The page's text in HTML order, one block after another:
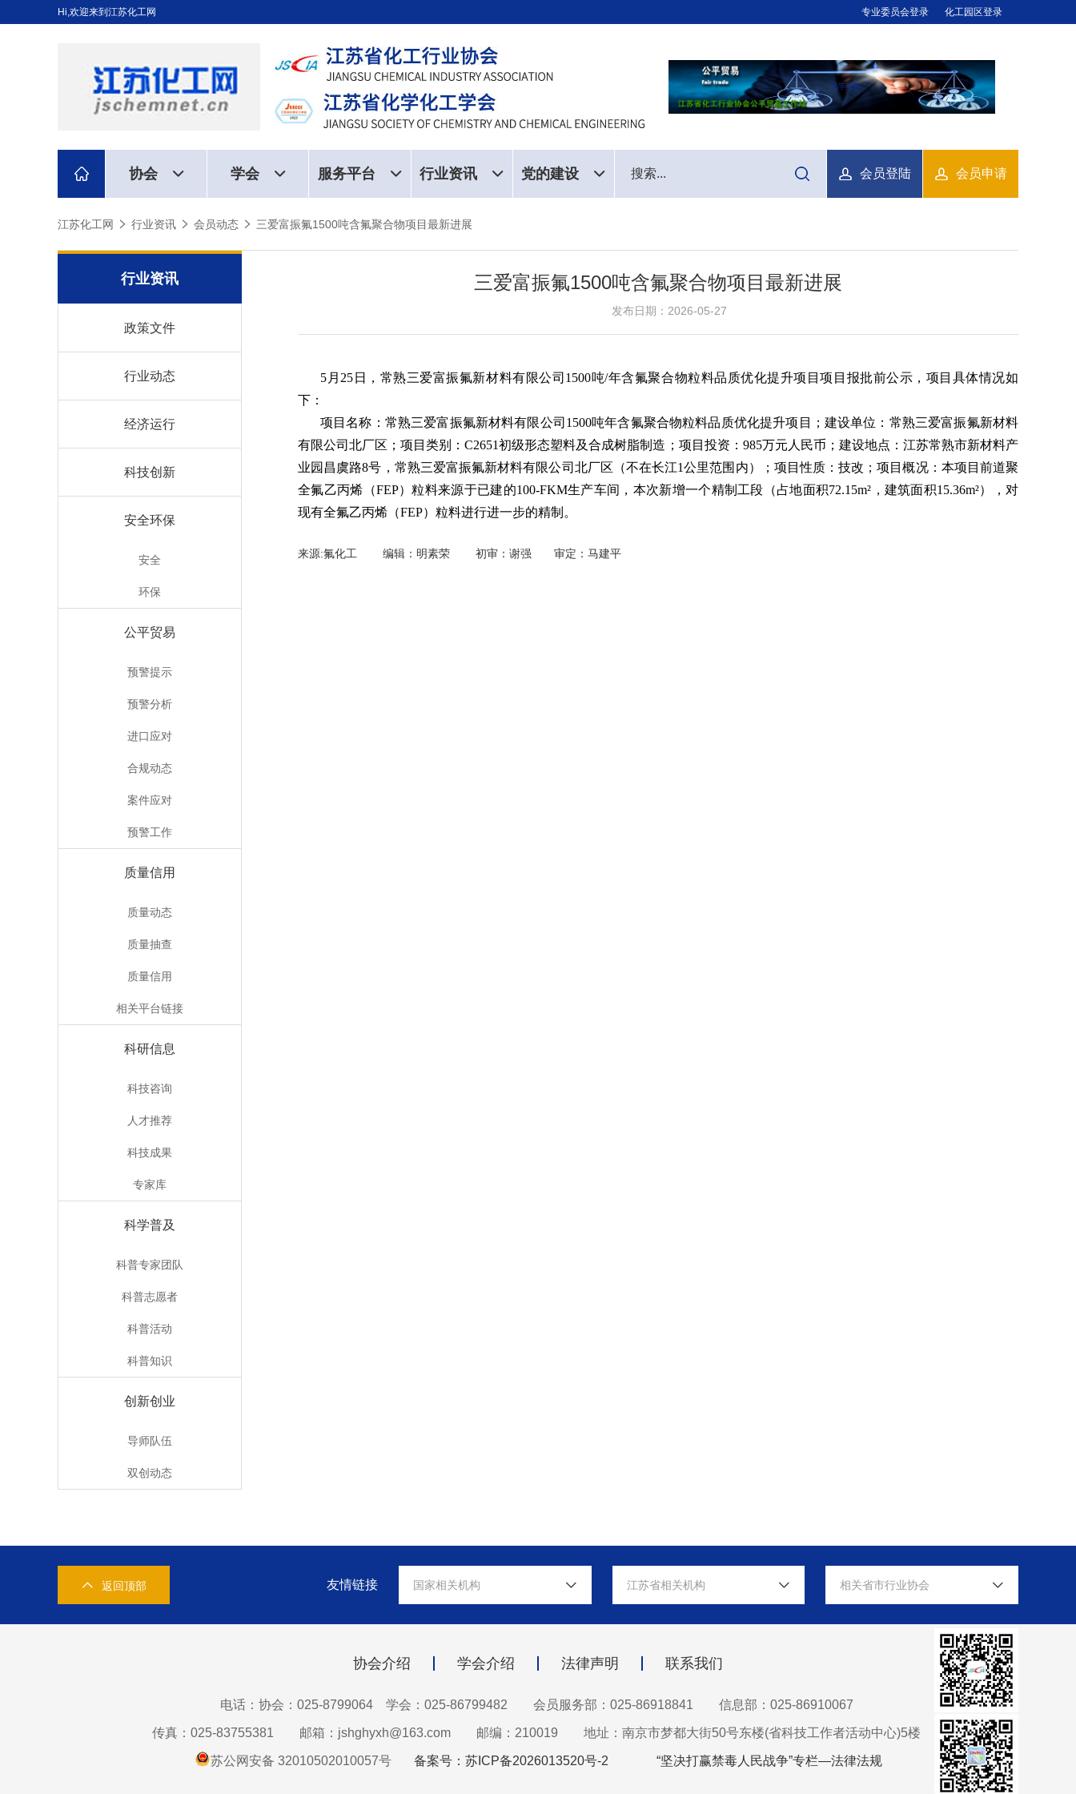
Hi,欢迎来到江苏化工网 化工园区登录
专业委员会登录
协会 学会 服务平台 行业资讯 党的建设 会员登陆 会员申请
江苏化工网 行业资讯 会员动态 三爱富振氟1500吨含氟聚合物项目最新进展
行业资讯
政策文件
行业动态
经济运行
科技创新
安全环保
安全
环保
公平贸易
预警提示
预警分析
进口应对
合规动态
案件应对
预警工作
质量信用
质量动态
质量抽查
质量信用
相关平台链接
科研信息
科技咨询
人才推荐
科技成果
专家库
科学普及
科普专家团队
科普志愿者
科普活动
科普知识
创新创业
导师队伍
双创动态
三爱富振氟1500吨含氟聚合物项目最新进展
发布日期：2026-05-27
5月25日，常熟三爱富振氟新材料有限公司1500吨/年含氟聚合物粒料品质优化提升项目项目报批前公示，项目具体情况如
下：
项目名称：常熟三爱富振氟新材料有限公司1500吨年含氟聚合物粒料品质优化提升项目；建设单位：常熟三爱富振氟新材料
有限公司北厂区；项目类别：C2651初级形态塑料及合成树脂制造；项目投资：985万元人民币；建设地点：江苏常熟市新材料产
业园昌虞路8号，常熟三爱富振氟新材料有限公司北厂区（不在长江1公里范围内）；项目性质：技改；项目概况：本项目前道聚
全氟乙丙烯（FEP）粒料来源于已建的100-FKM生产车间，本次新增一个精制工段（占地面积72.15m²，建筑面积15.36m²），对
现有全氟乙丙烯（FEP）粒料进行进一步的精制。
来源:氟化工 编辑：明素荣 初审：谢强 审定：马建平
返回顶部 友情链接 国家相关机构 江苏省相关机构 相关省市行业协会
协会介绍 学会介绍 法律声明 联系我们
电话：协会：025-8799064 学会：025-86799482 会员服务部：025-86918841 信息部：025-86910067
传真：025-83755381 邮箱：jshghyxh@163.com 邮编：210019 地址：南京市梦都大街50号东楼(省科技工作者活动中心)5楼
苏公网安备 32010502010057号 备案号：苏ICP备2026013520号-2 “坚决打赢禁毒人民战争”专栏—法律法规